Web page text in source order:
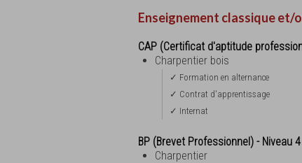
Enseignement classique et/
CAP (Certificat d'aptitude
Charpentier bois
✓ Formation en alternance
✓ Contrat d'apprentissage
✓ Internat
BP (Brevet Professionnel) - Niveau 4
Charpentier